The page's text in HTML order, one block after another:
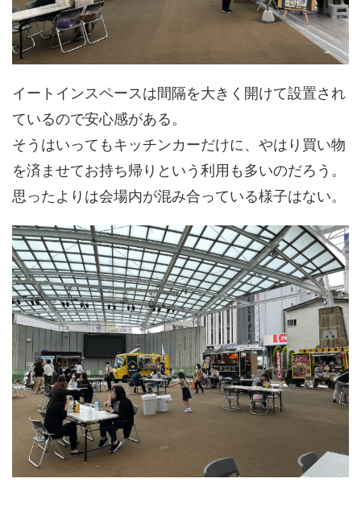
イートインスペースは間隔を大きく開けて設置され
ているので安心感がある。
そうはいってもキッチンカーだけに、やはり買い物
を済ませてお持ち帰りという利用も多いのだろう。
思ったよりは会場内が混み合っている様子はない。